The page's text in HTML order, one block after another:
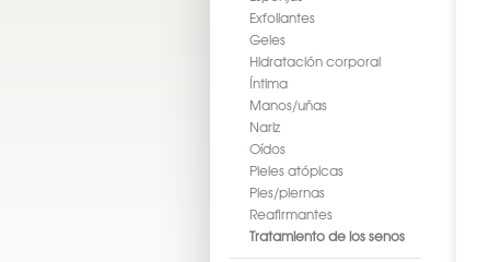
Exfoliantes
Geles
Hidratación corporal
Íntima
Manos/uñas
Nariz
Oídos
Pieles atópicas
Pies/piernas
Reafirmantes
Tratamiento de los senos